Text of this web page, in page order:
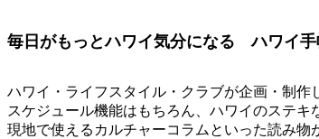
毎日がもっとハワイ気分になる ハワイ手
ハワイ・ライフスタイル・クラブが企画・制作
スケジュール機能はもちろん、ハワイのステキ
現地で使えるカルチャーコラムといった読み物